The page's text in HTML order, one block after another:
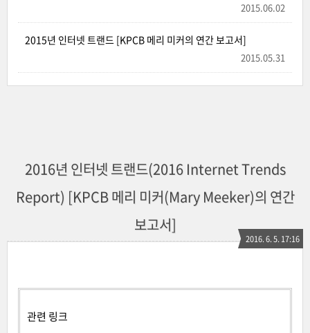
2015.06.02
2015년 인터넷 트랜드 [KPCB 메리 미커의 연간 보고서]
2015.05.31
2016년 인터넷 트랜드(2016 Internet Trends
Report) [KPCB 메리 미커(Mary Meeker)의 연간
보고서]
2016. 6. 5. 17:16
관련 링크